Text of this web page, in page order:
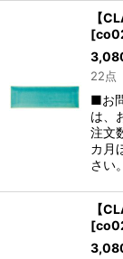
【
[
22点
■お
は、
注文
カ月
さい
【
[